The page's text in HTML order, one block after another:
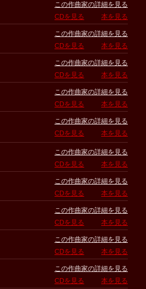
この作曲家の詳細を見る
CDを見る
本を見る
この作曲家の詳細を見る
CDを見る
本を見る
この作曲家の詳細を見る
CDを見る
本を見る
この作曲家の詳細を見る
CDを見る
本を見る
この作曲家の詳細を見る
CDを見る
本を見る
この作曲家の詳細を見る
CDを見る
本を見る
この作曲家の詳細を見る
CDを見る
本を見る
この作曲家の詳細を見る
CDを見る
本を見る
この作曲家の詳細を見る
CDを見る
本を見る
この作曲家の詳細を見る
CDを見る
本を見る